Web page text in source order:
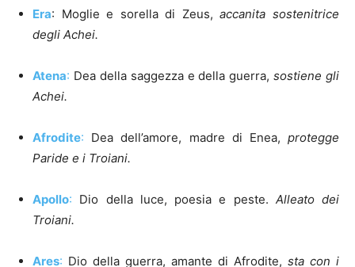
Era: Moglie e sorella di Zeus,accanita sostenitrice
degli Achei.
Atena: Dea della saggezza e della guerra,sostiene gli
Achei.
Afrodite: Dea dell’amore, madre di Enea, protegge
Paride e i Troiani.
Apollo: Dio della luce, poesia e peste. Alleato dei
Troiani.
Ares: Dio della guerra, amante di Afrodite, sta con i